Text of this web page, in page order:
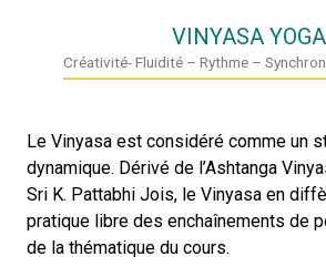
VINYASA YOGA
Créativité- Fluidité – Rythme –
Le Vinyasa est considéré comme un
dynamique. Dérivé de l’Ashtanga
Sri K. Pattabhi Jois, le Vinyasa en
pratique libre des enchaînements de
de la thématique du cours.